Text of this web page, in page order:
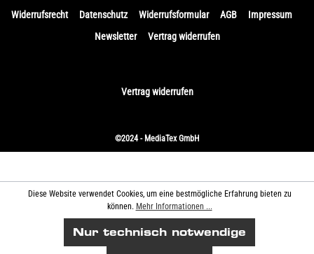
Widerrufsrecht
Datenschutz Widerrufsformular AGB
Impressum
Newsletter
Vertrag widerrufen
Vertrag widerrufen
©2024 - MediaTex GmbH
Diese Website verwendet Cookies, um eine bestmögliche Erfahrung bieten zu
können. Mehr Informationen ...
Nur technisch notwendige